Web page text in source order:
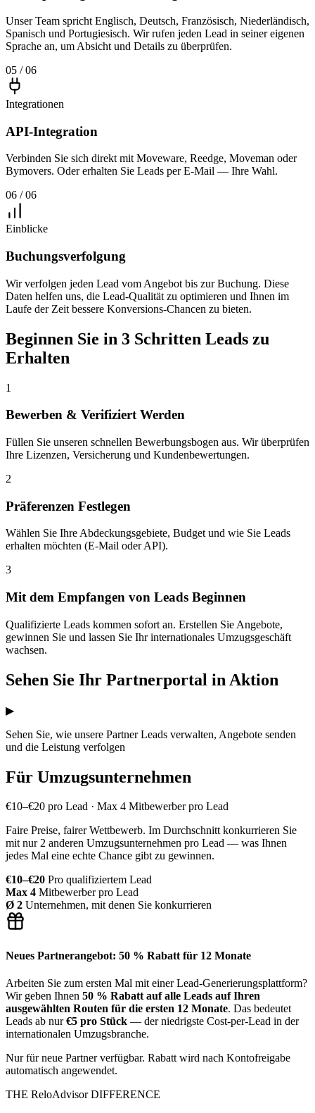
Unser Team spricht Englisch, Deutsch, Französisch, Niederländisch,
Spanisch und Portugiesisch. Wir rufen jeden Lead in seiner eigenen
Sprache an, um Absicht und Details zu überprüfen.
05 / 06
Integrationen
API-Integration
Verbinden Sie sich direkt mit Moveware, Reedge, Moveman oder
Bymovers. Oder erhalten Sie Leads per E-Mail — Ihre Wahl.
06 / 06
Einblicke
Buchungsverfolgung
Wir verfolgen jeden Lead vom Angebot bis zur Buchung. Diese
Daten helfen uns, die Lead-Qualität zu optimieren und Ihnen im
Laufe der Zeit bessere Konversions-Chancen zu bieten.
Beginnen Sie in 3 Schritten Leads zu
Erhalten
1
Bewerben & Verifiziert Werden
Füllen Sie unseren schnellen Bewerbungsbogen aus. Wir überprüfen
Ihre Lizenzen, Versicherung und Kundenbewertungen.
2
Präferenzen Festlegen
Wählen Sie Ihre Abdeckungsgebiete, Budget und wie Sie Leads
erhalten möchten (E-Mail oder API).
3
Mit dem Empfangen von Leads Beginnen
Qualifizierte Leads kommen sofort an. Erstellen Sie Angebote,
gewinnen Sie und lassen Sie Ihr internationales Umzugsgeschäft
wachsen.
Sehen Sie Ihr Partnerportal in Aktion
▶
Sehen Sie, wie unsere Partner Leads verwalten, Angebote senden
und die Leistung verfolgen
Für Umzugsunternehmen
€10–€20 pro Lead · Max 4 Mitbewerber pro Lead
Faire Preise, fairer Wettbewerb. Im Durchschnitt konkurrieren Sie
mit nur 2 anderen Umzugsunternehmen pro Lead — was Ihnen
jedes Mal eine echte Chance gibt zu gewinnen.
€10–€20 Pro qualifiziertem Lead
Max 4 Mitbewerber pro Lead
Ø 2 Unternehmen, mit denen Sie konkurrieren
Neues Partnerangebot: 50 % Rabatt für 12 Monate
Arbeiten Sie zum ersten Mal mit einer Lead-Generierungsplattform?
Wir geben Ihnen 50 % Rabatt auf alle Leads auf Ihren
ausgewählten Routen für die ersten 12 Monate. Das bedeutet
Leads ab nur€5 pro Stück — der niedrigste Cost-per-Lead in der
internationalen Umzugsbranche.
Nur für neue Partner verfügbar. Rabatt wird nach Kontofreigabe
automatisch angewendet.
THE ReloAdvisor DIFFERENCE